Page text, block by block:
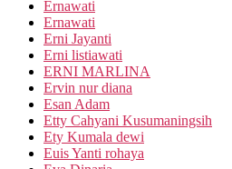
Ernawati
Ernawati
Erni Jayanti
Erni listiawati
ERNI MARLINA
Ervin nur diana
Esan Adam
Etty Cahyani Kusumaningsih
Ety Kumala dewi
Euis Yanti rohaya